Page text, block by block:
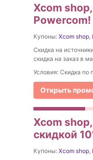
Xcom
Powercom!
Купоны: Xcom shop,
Скидка на
скидка на заказ в
Условия: Скидка по
Открыть
Xcom
скидкой
Купоны: Xcom shop,